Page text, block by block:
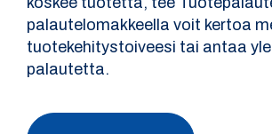
palautelomakkeella voit kertoa
tuotekehitystoiveesi tai antaa
palautetta.